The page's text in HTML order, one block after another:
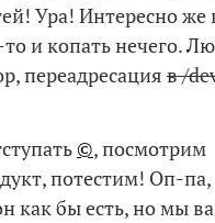
Ура! Интересно же
и копать нечего.
переадресация в /
©, посмотрим
потестим! Оп-па,
как бы есть, но мы